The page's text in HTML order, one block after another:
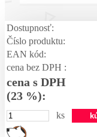
Dostupnosť:
Číslo produktu:
EAN kód:
cena bez DPH :
cena s DPH
(23 %):
ks